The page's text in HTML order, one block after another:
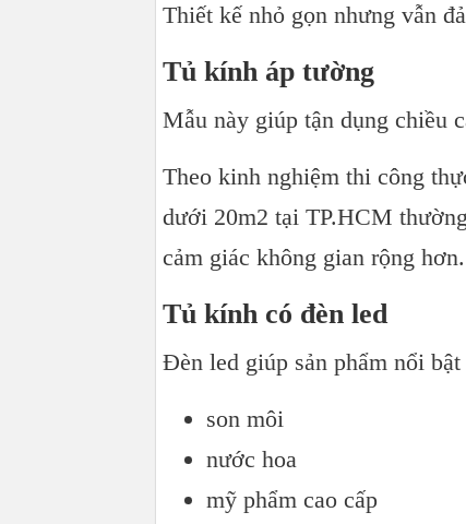
Thiết kế nhỏ gọn nhưng vẫn
Tủ kính áp tường
Mẫu này giúp tận dụng chiều
Theo kinh nghiệm thi công
dưới 20m2 tại TP.HCM
cảm giác không gian rộng hơn.
Tủ kính có đèn led
Đèn led giúp sản phẩm nổi
son môi
nước hoa
mỹ phẩm cao cấp